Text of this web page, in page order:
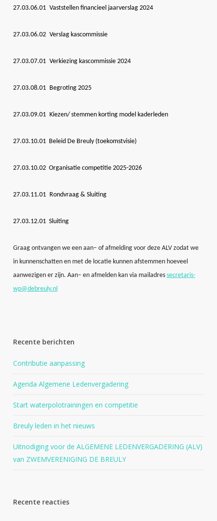
27.03.06.01 Vaststellen financieel jaarverslag 2024
27.03.06.02 Verslag kascommissie
27.03.07.01 Verkiezing kascommissie 2024
27.03.08.01 Begroting 2025
27.03.09.01 Kiezen/ stemmen korting model kaderleden
27.03.10.01 Beleid De Breuly (toekomstvisie)
27.03.10.02 Organisatie competitie 2025-2026
27.03.11.01 Rondvraag & Sluiting
27.03.12.01 Sluiting
Graag ontvangen we een aan– of afmelding voor deze ALV zodat we
in kunnenschatten en met de locatie kunnen afstemmen hoeveel
aanwezigen er zijn. Aan– en afmelden kan via mailadres secretaris-
wp@debreuly.nl
Recente berichten
Contributie aanpassing
Agenda Algemene Ledenvergadering
Start waterpolotrainingen en competitie
Breuly leden in het nieuws
Uitnodiging voor de ALGEMENE LEDENVERGADERING (ALV)
van ZWEMVERENIGING DE BREULY
Recente reacties